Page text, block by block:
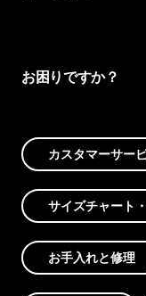
お困りですか？
カスタマーサー
サイズチャート
お手入れと修理